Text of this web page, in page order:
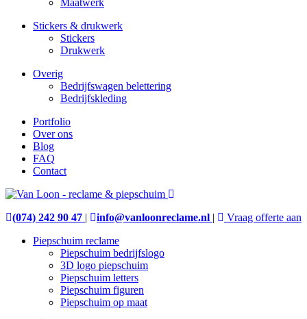
Maatwerk
Stickers & drukwerk
Stickers
Drukwerk
Overig
Bedrijfswagen belettering
Bedrijfskleding
Portfolio
Over ons
Blog
FAQ
Contact
(074) 242 90 47 info@vanloonreclame.nl
Vraag offerte aan
Piepschuim reclame
Piepschuim bedrijfslogo
3D logo piepschuim
Piepschuim letters
Piepschuim figuren
Piepschuim op maat